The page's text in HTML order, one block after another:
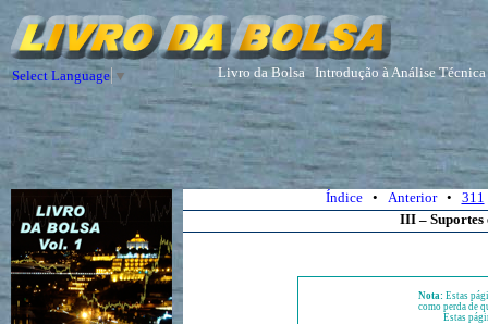
Select Language ▼ Livro da Bolsa Introdução à Análise Técnica
III – Suportes
Índice• Anterior• 311
Nota: Estas
como perda de
Estas